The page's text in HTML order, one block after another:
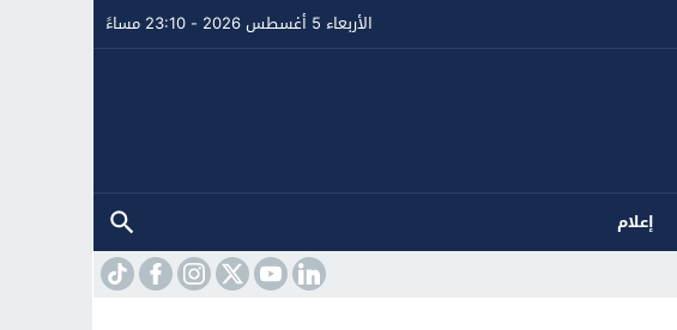
الأربعاء 5 أغسطس 2026 - 23:10 مساءً
إعلام